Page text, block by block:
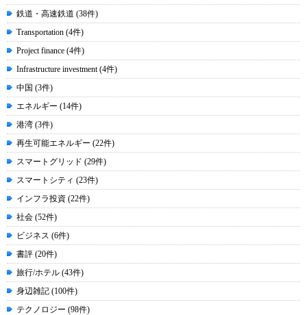
鉄道・高速鉄道 (38件)
Transportation (4件)
Project finance (4件)
Infrastructure investment (4件)
中国 (3件)
エネルギー (14件)
港湾 (3件)
再生可能エネルギー (22件)
スマートグリッド (29件)
スマートシティ (23件)
インフラ投資 (22件)
社会 (52件)
ビジネス (6件)
書評 (20件)
旅行/ホテル (43件)
身辺雑記 (100件)
テクノロジー (98件)